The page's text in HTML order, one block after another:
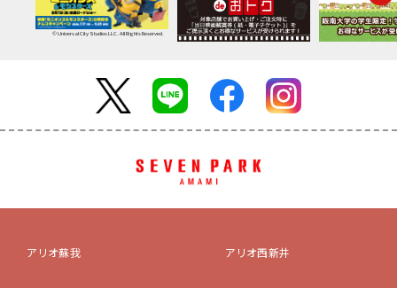
© Universal City Studios LLC. All Rights Reserved.
アリオ蘇我 アリオ西新井